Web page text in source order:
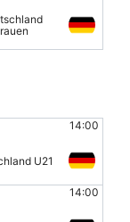
14:00
U21
14:00